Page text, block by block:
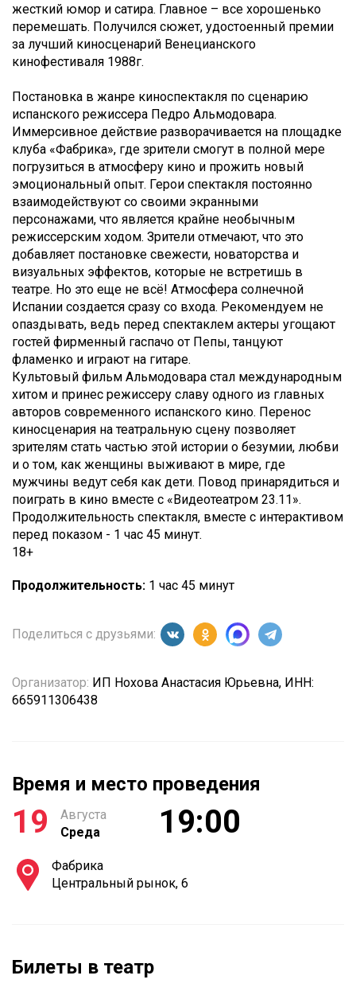
жесткий юмор и сатира. Главное – все хорошенько
перемешать. Получился сюжет, удостоенный премии
за лучший киносценарий Венецианского
кинофестиваля 1988г.
Постановка в жанре киноспектакля по сценарию
испанского режиссера Педро Альмодовара.
Иммерсивное действие разворачивается на площадке
клуба «Фабрика», где зрители смогут в полной мере
погрузиться в атмосферу кино и прожить новый
эмоциональный опыт. Герои спектакля постоянно
взаимодействуют со своими экранными
персонажами, что является крайне необычным
режиссерским ходом. Зрители отмечают, что это
добавляет постановке свежести, новаторства и
визуальных эффектов, которые не встретишь в
театре. Но это еще не всё! Атмосфера солнечной
Испании создается сразу со входа. Рекомендуем не
опаздывать, ведь перед спектаклем актеры угощают
гостей фирменный гаспачо от Пепы, танцуют
фламенко и играют на гитаре.
Культовый фильм Альмодовара стал международным
хитом и принес режиссеру славу одного из главных
авторов современного испанского кино. Перенос
киносценария на театральную сцену позволяет
зрителям стать частью этой истории о безумии, любви
и о том, как женщины выживают в мире, где
мужчины ведут себя как дети. Повод принарядиться и
поиграть в кино вместе с «Видеотеатром 23.11».
Продолжительность спектакля, вместе с интерактивом
перед показом - 1 час 45 минут.
18+
Продолжительность: 1 час 45 минут
Поделиться с друзьями:
Организатор: ИП Нохова Анастасия Юрьевна, ИНН:
665911306438
Время и место проведения
19
Августа
Среда
19:00
Фабрика
Центральный рынок, 6
Билеты в театр